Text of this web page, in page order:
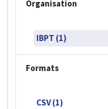
Organisation
IBPT (1)
Formats
CSV (1)